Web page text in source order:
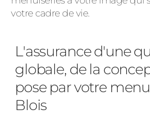
votre cadre de vie.
L'assurance d'une
globale, de la
pose par votre
Blois